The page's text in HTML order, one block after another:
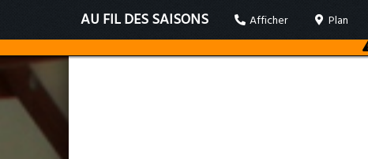
AU FIL DES SAISONS Afficher Plan